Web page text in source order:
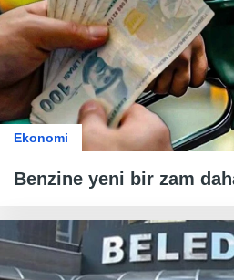
Ekonomi
Benzine yeni bir zam